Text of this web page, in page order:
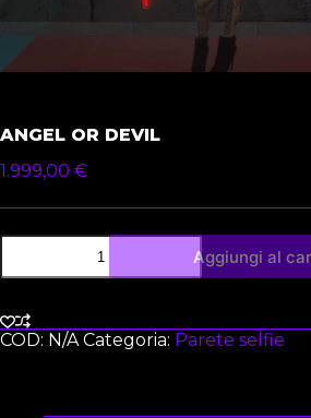
ANGEL OR DEVIL
1.999,00 €
Aggiungi al
COD: N/A Categoria: Parete selfie